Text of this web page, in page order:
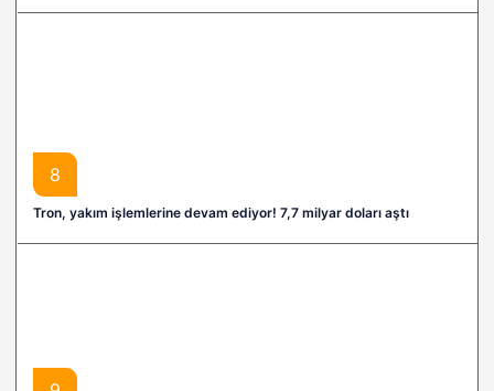
8
Tron, yakım işlemlerine devam ediyor! 7,7 milyar doları aştı